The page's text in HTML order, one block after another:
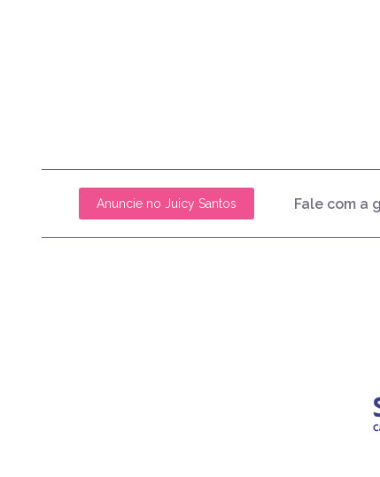
Anuncie no Juicy Santos Fale com a